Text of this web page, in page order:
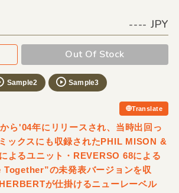
---- JPY
Out Of Stock
Sample2 Sample3
Translate
ら'04年にリリースされ、当時出回っ
ックスにも収録されたPHIL MISON &
よるユニット・REVERSO 68による
Together”の未発表バージョンを収
が仕掛けるニューレーベル